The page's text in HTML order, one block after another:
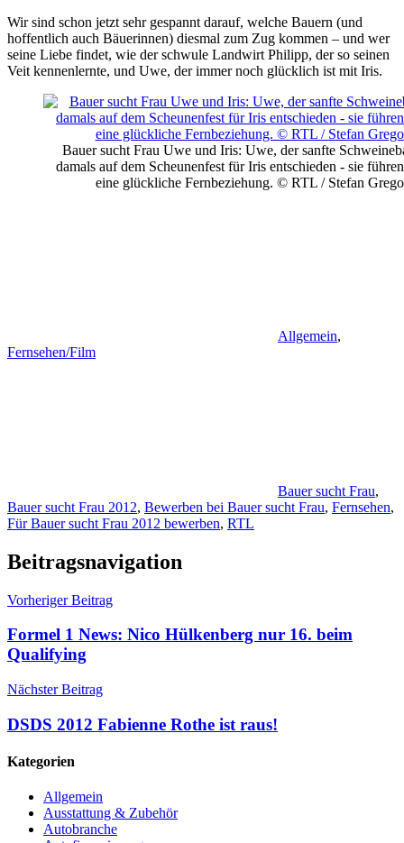
Wir sind schon jetzt sehr gespannt darauf, welche Bauern (und
hoffentlich auch Bäuerinnen) diesmal zum Zug kommen – und wer
seine Liebe findet, wie der schwule Landwirt Philipp, der so seinen
Veit kennenlernte, und Uwe, der immer noch glücklich ist mit Iris.
Bauer sucht Frau Uwe und Iris: Uwe, der sanfte
damals auf dem Scheunenfest für Iris entschieden - sie
eine glückliche Fernbeziehung. © RTL / Stefan
Allgemein,
Fernsehen/Film
Bauer sucht Frau,
Bauer sucht Frau 2012, Bewerben bei Bauer sucht Frau, Fernsehen,
Für Bauer sucht Frau 2012 bewerben, RTL
Beitragsnavigation
Vorheriger Beitrag
Formel 1 News: Nico Hülkenberg nur 16. beim
Qualifying
Nächster Beitrag
DSDS 2012 Fabienne Rothe ist raus!
Kategorien
Allgemein
Ausstattung & Zubehör
Autobranche